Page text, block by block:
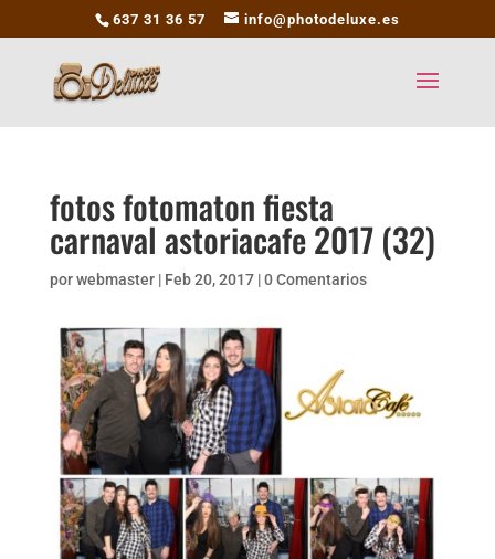
637 31 36 57 info@photodeluxe.es
fotos fotomaton fiesta
carnaval astoriacafe 2017 (32)
porwebmaster| Feb 20, 2017|0 Comentarios